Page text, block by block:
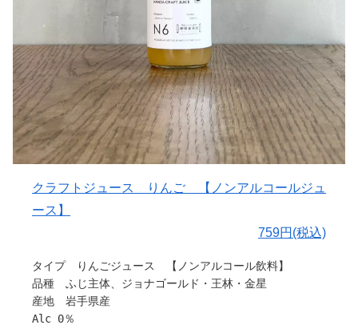
瓶の底に残るキラキラとした物質はぶどう由来の天然成分
の酒石酸の結晶です。品質には問題ありません。品製造工
場ではもも、りんごを含む製品を製造しています。
〇生産本数 400本
引用：阿部農園
しめるノンアルコールドリンクがコンセプトになっていま
す。
我々造り手のCRAFT（手仕事）は食卓の団らんのため。
飲み手の皆様が食卓を囲み楽しい時間が流れることで味が
完成すると考えています。
手仕事をそのままボトルに詰め、造り手と飲み手が繋がる
ジュース。
そんな想いがクラフトジュースの名前には込められていま
す。
〇ぶどうについて
岩手県産のブドウを100％使用。
すっきりとした飲み口にするため、栽培段階から過度に糖
度を上げず適期収穫をし、甘みと酸味のバランスが良い透
明感のある味わいに仕上げています。
クラフトジュース りんご 【ノンアルコールジュ
ース】
759円(税込)
タイプ りんごジュース 【ノンアルコール飲料】
品種 ふじ主体、ジョナゴールド・王林・金星
産地 岩手県産
Alc 0％